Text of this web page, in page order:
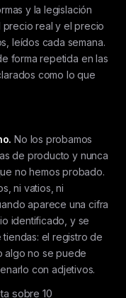
y la legislación
precio real y el precio
leídos cada semana.
forma repetida en las
como lo que
No los probamos
de producto y nunca
no hemos probado.
ni vatios, ni
aparece una cifra
identificado, y se
el registro de
algo no se puede
con adjetivos.
sobre 10